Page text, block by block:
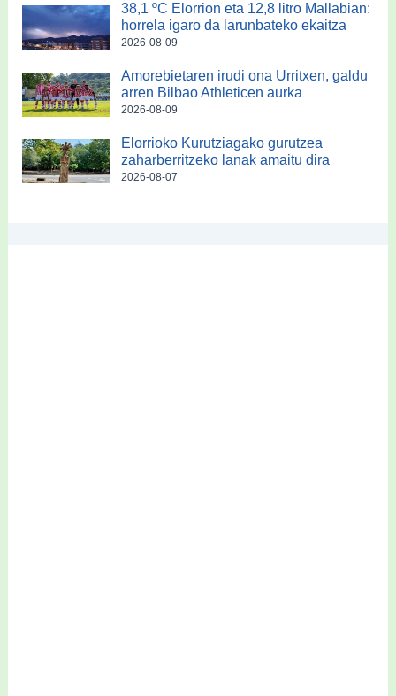
38,1 ºC Elorrion eta 12,8 litro Mallabian:
horrela igaro da larunbateko ekaitza
2026-08-09
Amorebietaren irudi ona Urritxen, galdu
arren Bilbao Athleticen aurka
2026-08-09
Elorrioko Kurutziagako gurutzea
zaharberritzeko lanak amaitu dira
2026-08-07